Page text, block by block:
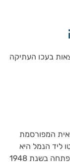
בעכו העתיקה
המפורסמת
ליד הנמל היא
ארוחת שישראלים רבים חוו בעברם. המסעדה נפתחה בשנת 1948